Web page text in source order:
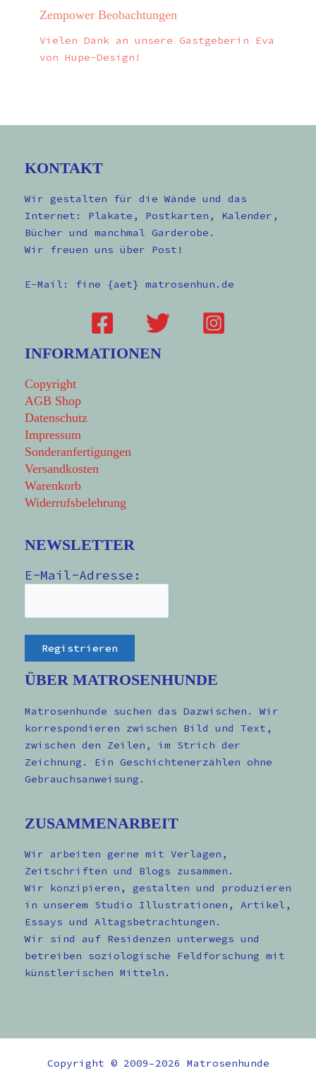
Zempower Beobachtungen
Vielen Dank an unsere Gastgeberin Eva
von Hupe-Design!
KONTAKT
Wir gestalten für die Wände und das
Internet: Plakate, Postkarten, Kalender,
Bücher und manchmal Garderobe.
Wir freuen uns über Post!
E-Mail: fine {aet} matrosenhun.de
INFORMATIONEN
Copyright
AGB Shop
Datenschutz
Impressum
Sonderanfertigungen
Versandkosten
Warenkorb
Widerrufsbelehrung
NEWSLETTER
E-Mail-Adresse:
ÜBER MATROSENHUNDE
Matrosenhunde suchen das Dazwischen. Wir
korrespondieren zwischen Bild und Text,
zwischen den Zeilen, im Strich der
Zeichnung. Ein Geschichtenerzählen ohne
Gebrauchsanweisung.
ZUSAMMENARBEIT
Wir arbeiten gerne mit Verlagen,
Zeitschriften und Blogs zusammen.
Wir konzipieren, gestalten und produzieren
in unserem Studio Illustrationen, Artikel,
Essays und Altagsbetrachtungen.
Wir sind auf Residenzen unterwegs und
betreiben soziologische Feldforschung mit
künstlerischen Mitteln.
Copyright © 2009–2026 Matrosenhunde